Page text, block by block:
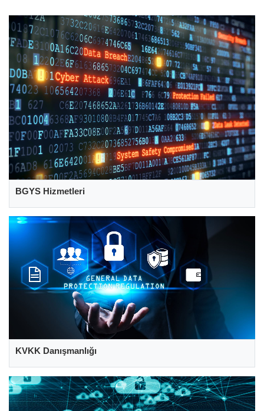
BGYS Hizmetleri
KVKK Danışmanlığı